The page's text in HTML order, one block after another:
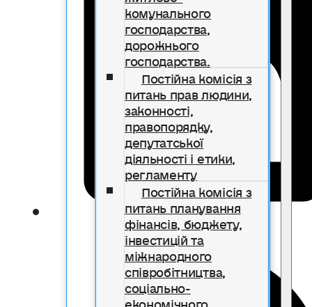
комунального
господарства,
дорожнього
господарства.
Постійна комісія з
питань прав людини,
законності,
правопорядку,
депутатської
діяльності і етики,
регламенту
Постійна комісія з
питань планування
фінансів, бюджету,
інвестицій та
міжнародного
співробітництва,
соціально-
економічного